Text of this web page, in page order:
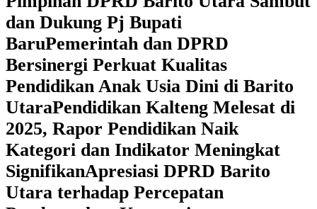
dan Dukung Pj Bupati
BaruPemerintah dan DPRD
Bersinergi Perkuat Kualitas
Pendidikan Anak Usia Dini di Barito
Utara‎Pendidikan Kalteng Melesat di
2025, Rapor Pendidikan Naik
Kategori dan Indikator Meningkat
SignifikanApresiasi DPRD Barito
Utara terhadap Percepatan